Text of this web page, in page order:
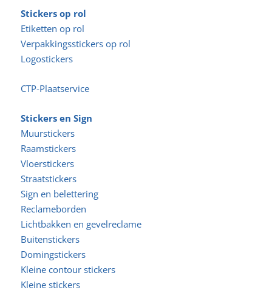
Stickers op rol
Etiketten op rol
Verpakkingsstickers op rol
Logostickers
CTP-Plaatservice
Stickers en Sign
Muurstickers
Raamstickers
Vloerstickers
Straatstickers
Sign en belettering
Reclameborden
Lichtbakken en gevelreclame
Buitenstickers
Domingstickers
Kleine contour stickers
Kleine stickers